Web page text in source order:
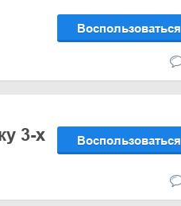
Воспользоваться
3-х
Воспользоваться